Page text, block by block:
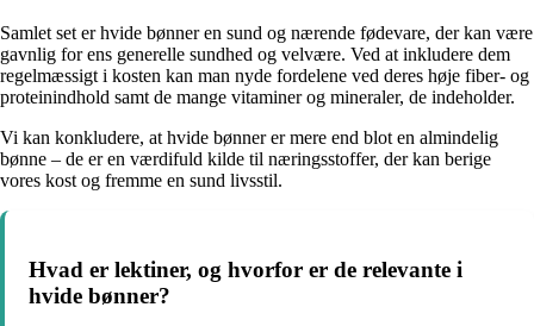
Samlet set er hvide bønner en sund og nærende fødevare, der kan være
gavnlig for ens generelle sundhed og velvære. Ved at inkludere dem
regelmæssigt i kosten kan man nyde fordelene ved deres høje fiber- og
proteinindhold samt de mange vitaminer og mineraler, de indeholder.
Vi kan konkludere, at hvide bønner er mere end blot en almindelig
bønne – de er en værdifuld kilde til næringsstoffer, der kan berige
vores kost og fremme en sund livsstil.
Hvad er lektiner, og hvorfor er de relevante i
hvide bønner?